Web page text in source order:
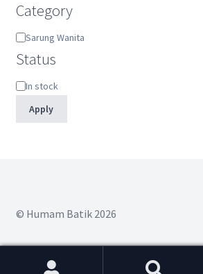
Category
Category
Sarung Wanita
Status
Status
In stock
Apply
© Humam Batik 2026